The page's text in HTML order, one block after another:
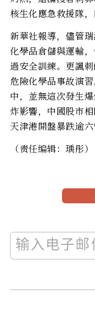
核生化應急救援隊，
新華社報導，儘管
化學品倉儲與運輸
過安全訓練。更諷
危險化學品事故演
中，並無這次發生
炸影響，中國股市
天津港開盤暴跌逾
（责任编辑：瑀彤）